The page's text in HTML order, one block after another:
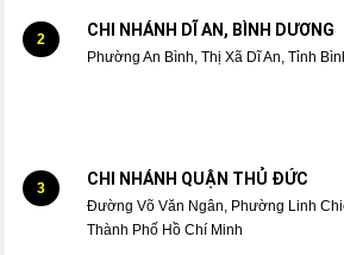
2 CHI NHÁNH DĨ AN, BÌNH DƯƠNG
Phường An Bình, Thị Xã Dĩ An, Tỉnh
3 CHI NHÁNH QUẬN THỦ ĐỨC
Đường Võ Văn Ngân, Phường Linh
Thành Phố Hồ Chí Minh